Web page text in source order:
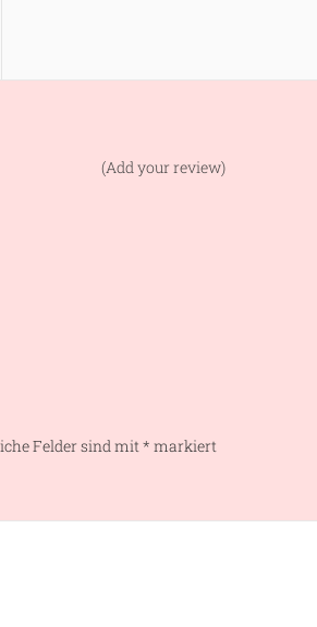
(Add your review)
Felder sind mit* markiert